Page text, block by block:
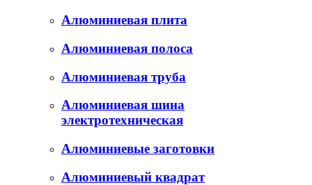
Алюминиевая плита
Алюминиевая полоса
Алюминиевая труба
Алюминиевая шина
электротехническая
Алюминиевые заготовки
Алюминиевый квадрат